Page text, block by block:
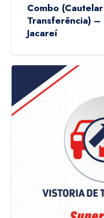
Combo
Transferência) –
Jacareí